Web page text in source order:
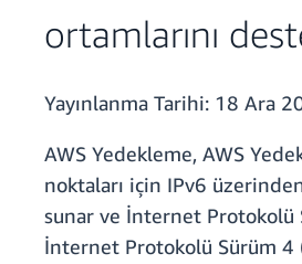
ortamlarını
Yayınlanma Tarihi: 18 Ara
AWS Yedekleme, AWS
noktaları için IPv6
sunar ve İnternet Protokolü
İnternet Protokolü Sürüm 4